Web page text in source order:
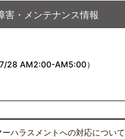
害・メンテナンス情報
28 AM2:00-AM5:00）
ーハラスメントへの対応について